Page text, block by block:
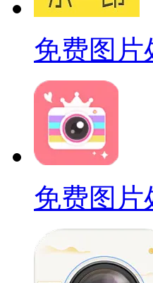
免费图片
免费图片